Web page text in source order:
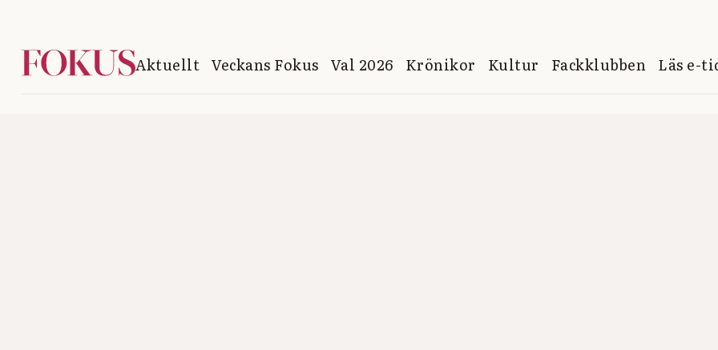
Aktuellt Veckans Fokus Val 2026 Krönikor Kultur Fackklubben Läs e-